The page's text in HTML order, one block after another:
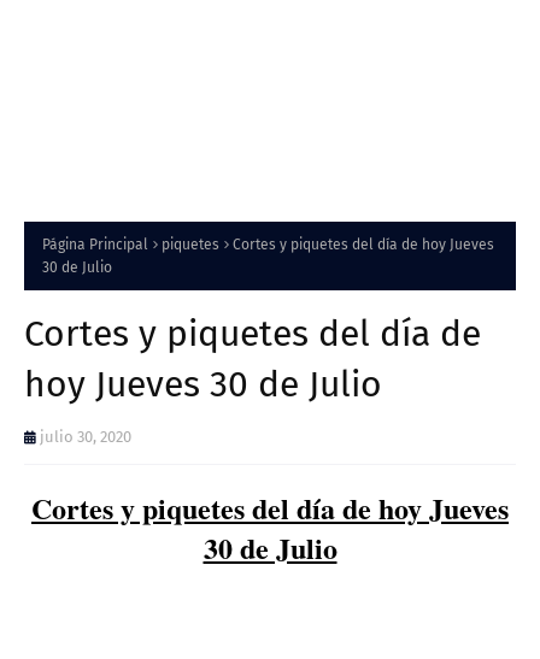
Página Principal piquetes
Cortes y piquetes del día de hoy Jueves
30 de Julio
Cortes y piquetes del día de
hoy Jueves 30 de Julio
julio 30, 2020
Cortes y piquetes del día de hoy Jueves
30 de Julio